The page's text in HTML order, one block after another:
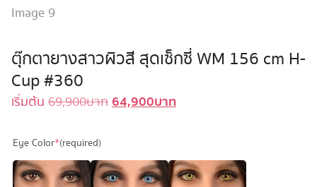
ตุ๊กตายางสาวผิวสี สุดเซ็กซี่ WM 156 cm H-
Cup #360
เริ่มต้น 69,900บาท Original
69,900 บาท.
64,900บาทCurrent
64,900 บาท.
Eye Color*(required)